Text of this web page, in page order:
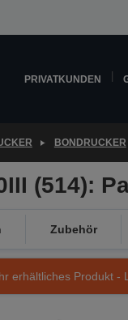
PRIVATKUNDEN
BONDRUCKER
(514):
Zubehör
erhältliches Produkt -